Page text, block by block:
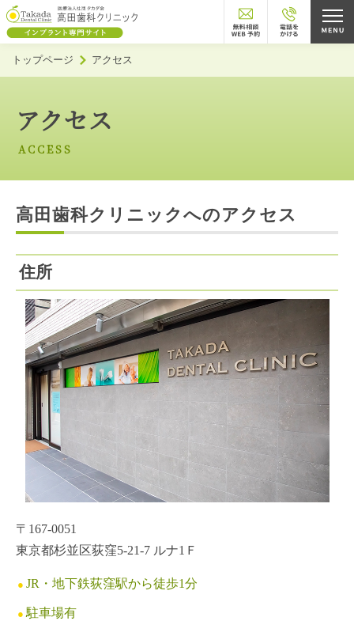
トップページ アクセス
アクセス
ACCESS
高田歯科クリニックへのアクセス
住所
〒167-0051
東京都杉並区荻窪5-21-7 ルナ1Ｆ
JR・地下鉄荻窪駅から徒歩1分
駐車場有